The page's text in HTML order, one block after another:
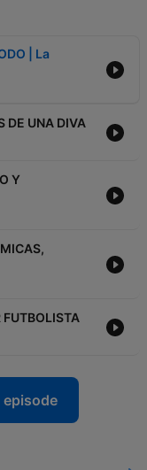
| La
DE UNA DIVA
Y
FUTBOLISTA
episode